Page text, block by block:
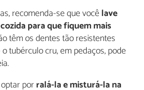
recomenda-se que vocêlave
para que fiquem mais
têm os dentes tão resistentes
tubérculo cru, em pedaços, pode
porralá-la e misturá-la na